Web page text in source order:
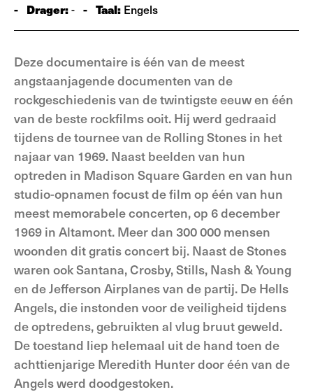
- Drager:- - Taal: Engels
Deze documentaire is één van de meest
angstaanjagende documenten van de
rockgeschiedenis van de twintigste eeuw en één
van de beste rockfilms ooit. Hij werd gedraaid
tijdens de tournee van de Rolling Stones in het
najaar van 1969. Naast beelden van hun
optreden in Madison Square Garden en van hun
studio-opnamen focust de film op één van hun
meest memorabele concerten, op 6 december
1969 in Altamont. Meer dan 300 000 mensen
woonden dit gratis concert bij. Naast de Stones
waren ook Santana, Crosby, Stills, Nash & Young
en de Jefferson Airplanes van de partij. De Hells
Angels, die instonden voor de veiligheid tijdens
de optredens, gebruikten al vlug bruut geweld.
De toestand liep helemaal uit de hand toen de
achttienjarige Meredith Hunter door één van de
Angels werd doodgestoken.